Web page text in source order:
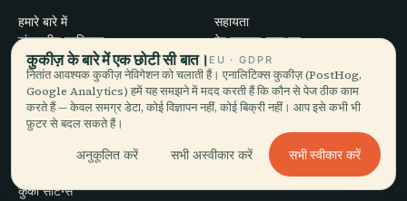
हमारे बारे में
संपादकीय प्रक्रिया
मिशन
सहायता
ऐप समस्या-समाधान
संपर्क
हमारे साथ साझेदारी करें
कानूनी
कुकी सेटिंग्स
कुकीज़ के बारे में एक छोटी सी बात। EU · GDPR
नितांत आवश्यक कुकीज़ नेविगेशन को चलाती हैं। एनालिटिक्स कुकीज़ (PostHog,
Google Analytics) हमें यह समझने में मदद करती हैं कि कौन से पेज ठीक काम
करते हैं — केवल समग्र डेटा, कोई विज्ञापन नहीं, कोई बिक्री नहीं। आप इसे कभी भी
फ़ुटर से बदल सकते हैं।
अनुकूलित करें सभी अस्वीकार करें सभी स्वीकार करें